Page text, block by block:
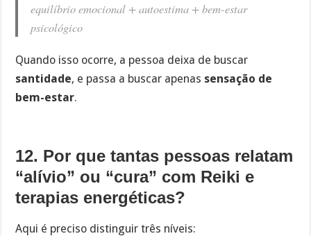
equilíbrio emocional + autoestima + bem-estar
psicológico
Quando isso ocorre, a pessoa deixa de buscar
santidade, e passa a buscar apenas sensação de
bem-estar.
12. Por que tantas pessoas relatam
“alívio” ou “cura” com Reiki e
terapias energéticas?
Aqui é preciso distinguir três níveis: